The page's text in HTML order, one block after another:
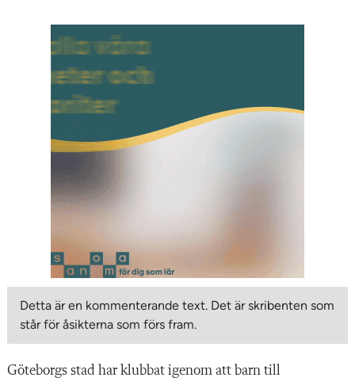
Detta är en kommenterande text. Det är skribenten som
står för åsikterna som förs fram.
Göteborgs stad har klubbat igenom att barn till